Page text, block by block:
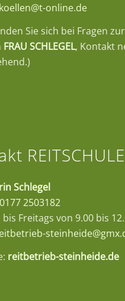
online.de
Sie sich bei Fragen zur
FRAU SCHLEGEL, Kontakt
REITSCHULE
Schlegel
0177 2503182
Freitags von 9.00 bis
reitbetrieb-steinheide.de